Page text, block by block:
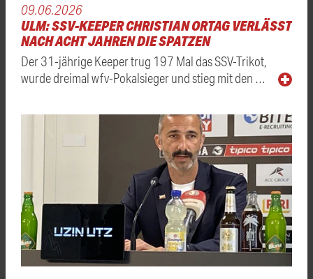
09.06.2026
ULM: SSV-KEEPER CHRISTIAN ORTAG VERLÄSST
NACH ACHT JAHREN DIE SPATZEN
Der 31-jährige Keeper trug 197 Mal das SSV-Trikot,
wurde dreimal wfv-Pokalsieger und stieg mit den …